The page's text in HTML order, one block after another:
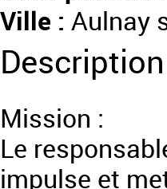
Ville : Aulnay
Description
Mission :
Le
impulse et